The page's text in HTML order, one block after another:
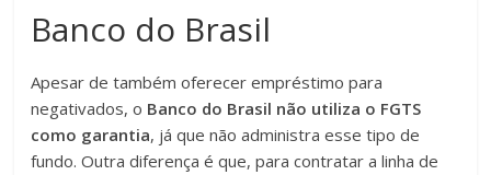
Banco do Brasil
Apesar de também oferecer empréstimo para
negativados, o Banco do Brasil não utiliza o FGTS
como garantia, já que não administra esse tipo de
fundo. Outra diferença é que, para contratar a linha de